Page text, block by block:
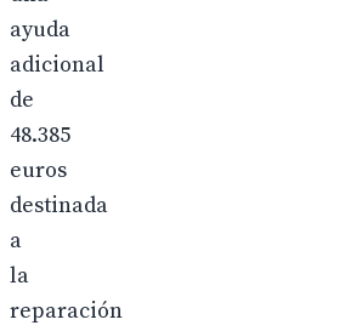
ayuda
adicional
de
48.385
euros
destinada
a
la
reparación